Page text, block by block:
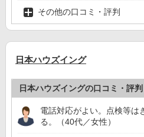
その他の口コミ・評判
日本ハウズイング
日本ハウズイングの口コミ・評判
電話対応がよい。点検等は
る。（40代／女性）